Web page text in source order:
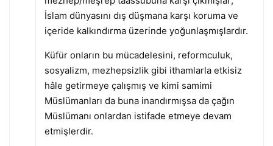
İslam dünyasını dış düşmana karşı koruma ve
içeride kalkındırma üzerinde yoğunlaşmışlardır.
Küfür onların bu mücadelesini, reformculuk,
sosyalizm, mezhepsizlik gibi ithamlarla etkisiz
hâle getirmeye çalışmış ve kimi samimi
Müslümanları da buna inandırmışsa da çağın
Müslümanı onlardan istifade etmeye devam
etmişlerdir.